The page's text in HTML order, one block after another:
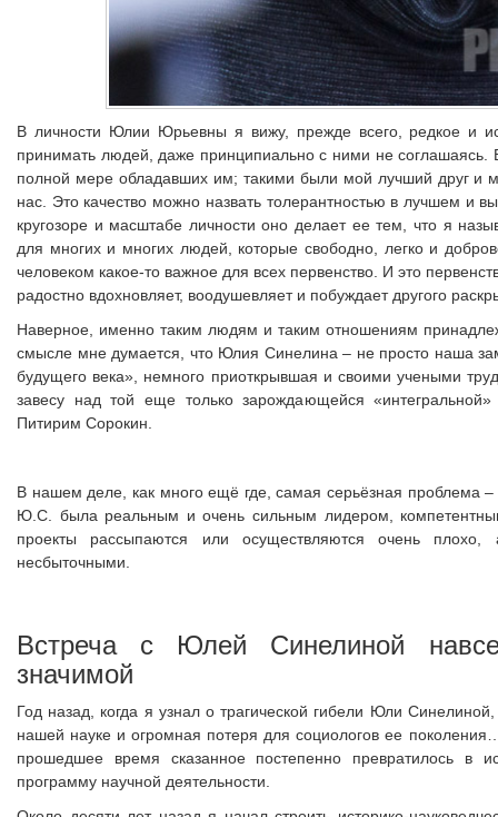
В личности Юлии Юрьевны я вижу, прежде всего, редкое и
принимать людей, даже принципиально с ними не соглашаясь.
полной мере обладавших им; такими были мой лучший друг и
нас. Это качество можно назвать толерантностью в лучшем и
кругозоре и масштабе личности оно делает ее тем, что я
для многих и многих людей, которые свободно, легко и
человеком какое-то важное для всех первенство. И это
радостно вдохновляет, воодушевляет и побуждает другого
Наверное, именно таким людям и таким отношениям
смысле мне думается, что Юлия Синелина – не просто наша
будущего века», немного приоткрывшая и своими учеными
завесу над той еще только зарождающейся «интегральной»
Питирим Сорокин.
В нашем деле, как много ещё где, самая серьёзная проблема
Ю.С. была реальным и очень сильным лидером,
проекты рассыпаются или осуществляются очень
несбыточными.
Встреча с Юлей Синелиной
значимой
Год назад, когда я узнал о трагической гибели Юли
нашей науке и огромная потеря для социологов ее
прошедшее время сказанное постепенно превратилось в
программу научной деятельности.